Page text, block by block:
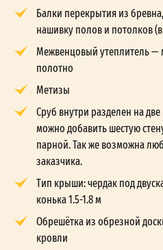
Балки перекрытия из
нашивку полов и потолков
Межвенцовый утеплитель —
полотно
Метизы
Сруб внутри разделен на
можно добавить шестую
парной. Так же возможна
заказчика.
Тип крыши: чердак под
конька 1.5-1.8 м
Обрешётка из обрезной
кровли